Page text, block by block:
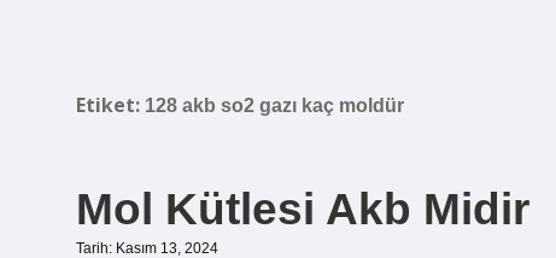
Etiket: 128 akb so2 gazı kaç moldür
Mol Kütlesi Akb Midir
Tarih: Kasım 13, 2024